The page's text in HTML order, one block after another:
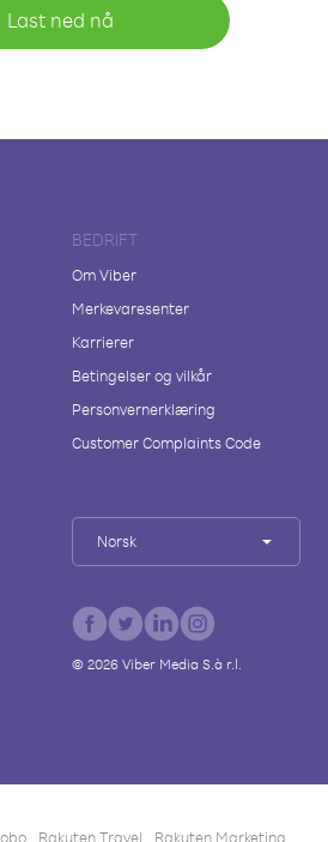
Last ned nå
BEDRIFT
Om Viber
Merkevaresenter
Karrierer
Betingelser og vilkår
Personvernerklæring
Customer Complaints Code
Norsk
© 2026Viber Media S.à r.l.
Rakuten Travel Rakuten Marketing